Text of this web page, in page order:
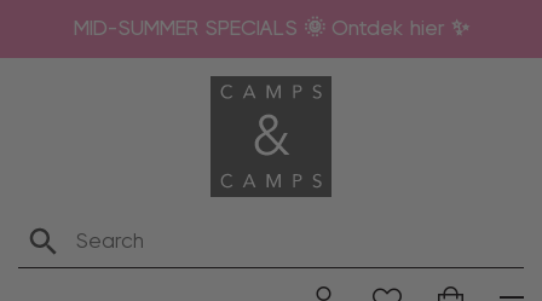
MID-SUMMER SPECIALS 🌞 Ontdek hier ✨